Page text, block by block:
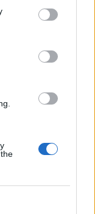
Santander
-
40l.- 0,00€